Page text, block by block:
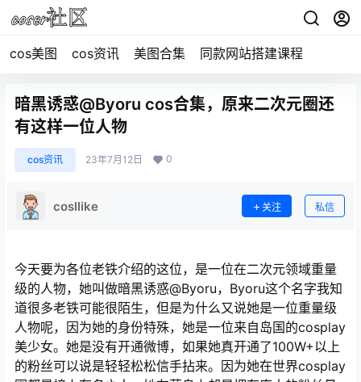
cos美图 cos资讯 美图合集 同款网站搭建课程
暗黑诱惑@Byoru cos合集，原来二次元圈还
有这样一位人物
cos资讯 23年7月12日 0
cosllike 关注 私信
今天要为各位老铁介绍的这位，是一位在二次元领域重量
级的人物，她叫做暗黑诱惑@Byoru，Byoru这个名字我知
道很多老铁可能很陌生，但是为什么又说她是一位重量级
人物呢，因为她的身份特殊，她是一位来自岛国的cosplay
美少女。她是没有开通微博，如果她真开通了100W+以上
的粉丝可以说是轻轻松松信手拈来。因为她在世界cosplay